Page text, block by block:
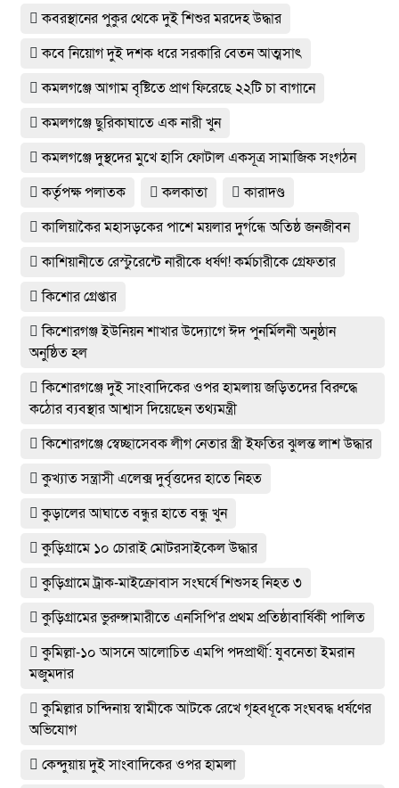
কবরস্থানের পুকুর থেকে দুই শিশুর মরদেহ উদ্ধার
কবে নিয়োগ দুই দশক ধরে সরকারি বেতন আত্মসাৎ
কমলগঞ্জে আগাম বৃষ্টিতে প্রাণ ফিরেছে ২২টি চা বাগানে
কমলগঞ্জে ছুরিকাঘাতে এক নারী খুন
কমলগঞ্জে দুস্থদের মুখে হাসি ফোটাল একসূত্র সামাজিক সংগঠন
কর্তৃপক্ষ পলাতক
কলকাতা
কারাদণ্ড
কালিয়াকৈর মহাসড়কের পাশে ময়লার দুর্গন্ধে অতিষ্ঠ জনজীবন
কাশিয়ানীতে রেস্টুরেন্টে নারীকে ধর্ষণ! কর্মচারীকে গ্রেফতার
কিশোর গ্রেপ্তার
কিশোরগঞ্জ ইউনিয়ন শাখার উদ্যোগে ঈদ পুনর্মিলনী অনুষ্ঠান
অনুষ্ঠিত হল
কিশোরগঞ্জে দুই সাংবাদিকের ওপর হামলায় জড়িতদের বিরুদ্ধে
কঠোর ব্যবস্থার আশ্বাস দিয়েছেন তথ্যমন্ত্রী
কিশোরগঞ্জে স্বেচ্ছাসেবক লীগ নেতার স্ত্রী ইফতির ঝুলন্ত লাশ উদ্ধার
কুখ্যাত সন্ত্রাসী এলেক্স দুর্বৃত্তদের হাতে নিহত
কুড়ালের আঘাতে বন্ধুর হাতে বন্ধু খুন
কুড়িগ্রামে ১০ চোরাই মোটরসাইকেল উদ্ধার
কুড়িগ্রামে ট্রাক-মাইক্রোবাস সংঘর্ষে শিশুসহ নিহত ৩
কুড়িগ্রামের ভুরুঙ্গামারীতে এনসিপি'র প্রথম প্রতিষ্ঠাবার্ষিকী পালিত
কুমিল্লা-১০ আসনে আলোচিত এমপি পদপ্রার্থী: যুবনেতা ইমরান
মজুমদার
কুমিল্লার চান্দিনায় স্বামীকে আটকে রেখে গৃহবধূকে সংঘবদ্ধ ধর্ষণের
অভিযোগ
কেন্দুয়ায় দুই সাংবাদিকের ওপর হামলা